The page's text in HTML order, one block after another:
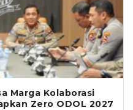
Marga Kolaborasi
Zero ODOL 2027